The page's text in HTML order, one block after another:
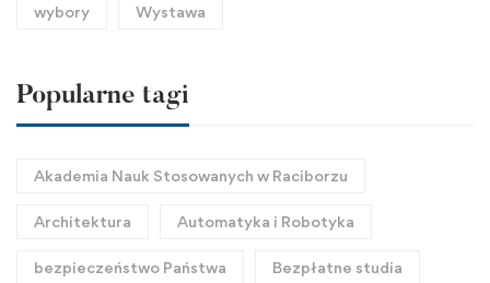
wybory Wystawa
Popularne tagi
Akademia Nauk Stosowanych w Raciborzu
Architektura Automatyka i Robotyka
bezpieczeństwo Państwa Bezpłatne studia